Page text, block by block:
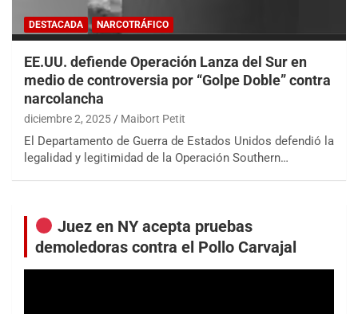
DESTACADA NARCOTRÁFICO
EE.UU. defiende Operación Lanza del Sur en
medio de controversia por “Golpe Doble” contra
narcolancha
diciembre 2, 2025 Maibort Petit
El Departamento de Guerra de Estados Unidos defendió la
legalidad y legitimidad de la Operación Southern…
Juez en NY acepta pruebas
demoledoras contra el Pollo Carvajal